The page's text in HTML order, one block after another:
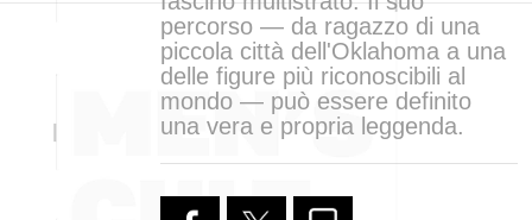
percorso — da ragazzo di una
piccola città dell'Oklahoma a una
delle figure più riconoscibili al
mondo — può essere definito
una vera e propria leggenda.